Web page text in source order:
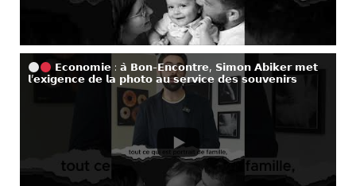
𝗘𝗰𝗼𝗻𝗼𝗺𝗶𝗲 : 𝗮̀ 𝗕𝗼𝗻-𝗘𝗻𝗰𝗼𝗻𝘁𝗿𝗲, 𝗦𝗶𝗺𝗼𝗻 𝗔𝗯𝗶𝗸𝗲𝗿 𝗺𝗲𝘁
𝗹’𝗲𝘅𝗶𝗴𝗲𝗻𝗰𝗲 𝗱𝗲 𝗹𝗮 𝗽𝗵𝗼𝘁𝗼 𝗮𝘂 𝘀𝗲𝗿𝘃𝗶𝗰𝗲 𝗱𝗲𝘀 𝘀𝗼𝘂𝘃𝗲𝗻𝗶𝗿𝘀